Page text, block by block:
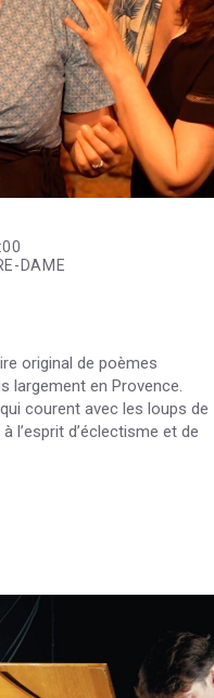
DAME
original de poèmes
largement en Provence.
courent avec les loups de
l’esprit d’éclectisme et de